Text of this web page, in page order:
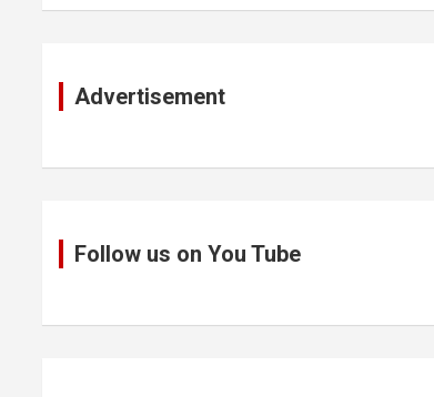
Advertisement
Follow us on You Tube